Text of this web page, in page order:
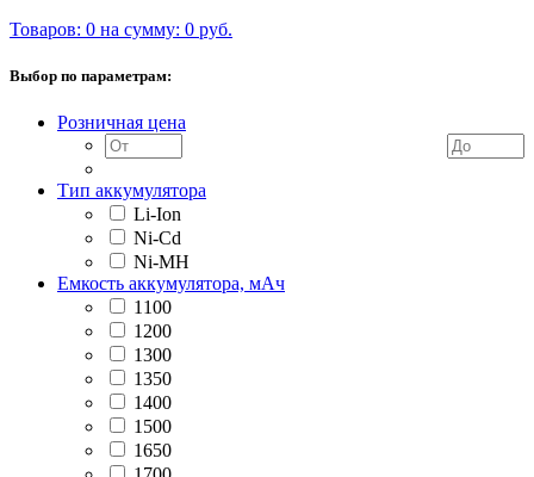
Товаров: 0 на сумму: 0 руб.
Выбор по параметрам:
Розничная цена
Тип аккумулятора
Li-Ion
Ni-Cd
Ni-MH
Емкость аккумулятора, мАч
1100
1200
1300
1350
1400
1500
1650